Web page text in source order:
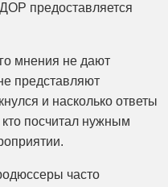
предоставляется
мнения не дают
представляют
и насколько ответы
посчитал нужным
часто